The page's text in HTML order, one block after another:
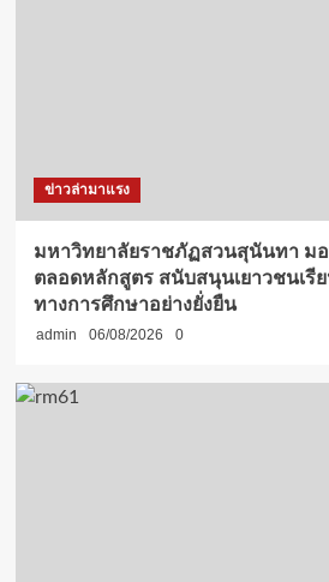
ข่าวล่ามาแรง
มหาวิทยาลัยราชภัฏสวนสุนันทา ม
ตลอดหลักสูตร สนับสนุนเยาวชนเรี
ทางการศึกษาอย่างยั่งยืน
admin 06/08/2026 0